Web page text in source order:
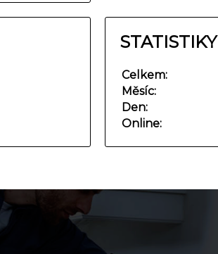
STATISTIKY
Online:
Celkem:
Měsíc:
Den: